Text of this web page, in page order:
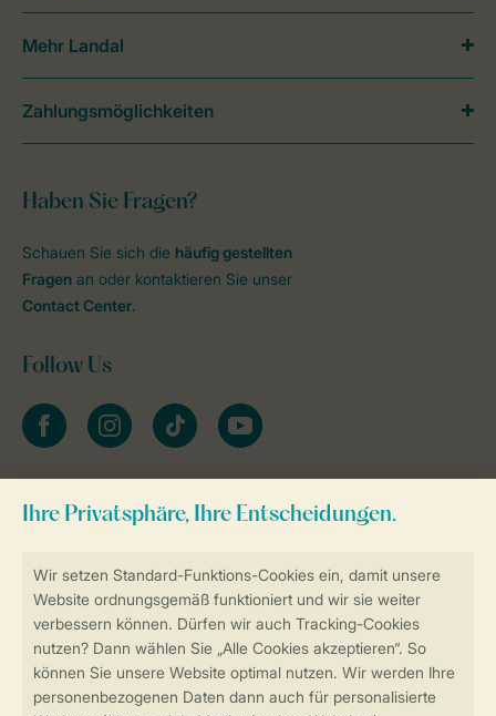
Sicher und schnell zur Online-Buchung
Haben Sie Fragen?
Schauen Sie sich die häufig gestellten
Fragen an oder kontaktieren Sie unser
Contact Center.
Follow Us
facebookinstagramtiktok youtube
Zum Newsletter anmelden
Mehr Landal
Zahlungsmöglichkeiten